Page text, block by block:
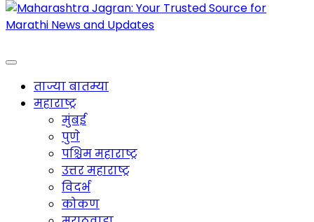
Maharashtra Jagran : Your Trusted Companion
ताज्या बातम्या
महाराष्ट्र
मुंबई
पुणे
पश्चिम महाराष्ट्र
उत्तर महाराष्ट्र
विदर्भ
कोकण